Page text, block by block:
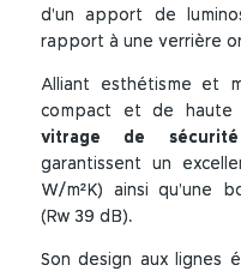
d’un apport de
rapport à une verrière
Alliant esthétisme et
compact et de haute
vitrage de sécurité
garantissent un
W/m²K) ainsi qu’une
(Rw 39 dB).
Son design aux lignes